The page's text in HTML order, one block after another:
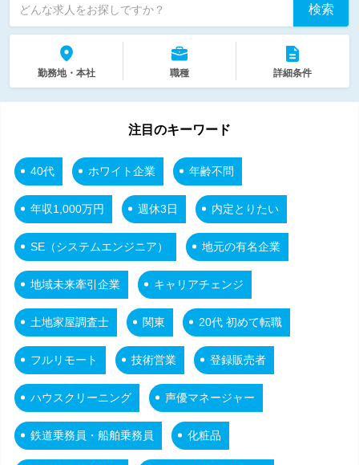
どんな求人をお探しですか？ 検索
勤務地・本社 職種 詳細条件
注目のキーワード
40代 ホワイト企業 年齢不問
年収1,000万円 週休3日 内定とりたい
SE（システムエンジニア） 地元の有名企業
地域未来牽引企業 キャリアチェンジ
土地家屋調査士 関東 20代 初めて転職
フルリモート 技術営業 登録販売者
ハウスクリーニング 声優マネージャー
鉄道乗務員・船舶乗務員 化粧品